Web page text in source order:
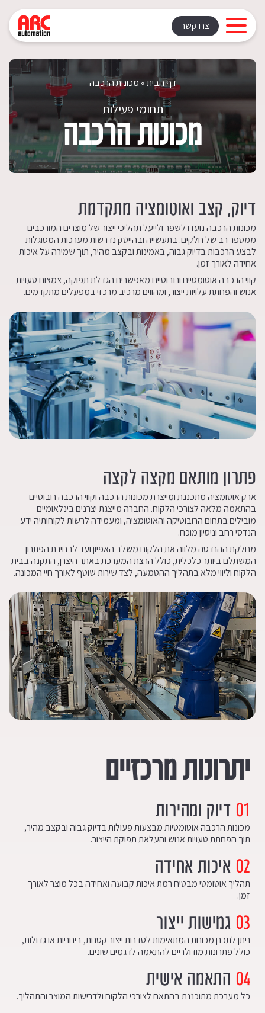
צרו קשר
דף הבית» מכונות הרכבה
תחומי פעילות
מכונות הרכבה
דיוק, קצב ואוטומציה מתקדמת
מכונות הרכבה נועדו לשפר ולייעל תהליכי ייצור של מוצרים המורכבים
ממספר רב של חלקים. בתעשייה ובהייטק נדרשות מערכות המסוגלות
לבצע הרכבות בדיוק גבוה, באמינות ובקצב מהיר, תוך שמירה על איכות
אחידה לאורך זמן.
קווי הרכבה אוטומטיים ורובוטיים מאפשרים הגדלת תפוקה, צמצום טעויות
אנוש והפחתת עלויות ייצור, ומהווים מרכיב מרכזי במפעלים מתקדמים.
פתרון מותאם מקצה לקצה
ארק אוטומציה מתכננת ומייצרת מכונות הרכבה וקווי הרכבה רובוטיים
בהתאמה מלאה לצורכי הלקוח. החברה מייצגת יצרנים בינלאומיים
מובילים בתחום הרובוטיקה והאוטומציה, ומעמידה לרשות לקוחותיה ידע
הנדסי רחב וניסיון מוכח.
מחלקת ההנדסה מלווה את הלקוח משלב האפיון ועד לבחירת הפתרון
המשתלם ביותר כלכלית, כולל הרצת המערכת באתר היצרן, התקנה בבית
הלקוח וליווי מלא בתהליך ההטמעה, לצד שירות שוטף לאורך חיי המכונה.
יתרונות מרכזיים
01 דיוק ומהירות
מכונות הרכבה אוטומטיות מבצעות פעולות בדיוק גבוה ובקצב מהיר,
תוך הפחתת טעויות אנוש והעלאת תפוקת הייצור.
02 איכות אחידה
תהליך אוטומטי מבטיח רמת איכות קבועה ואחידה בכל מוצר לאורך
זמן.
03 גמישות ייצור
ניתן לתכנן מכונות המתאימות לסדרות ייצור קטנות, בינוניות או גדולות,
כולל פתרונות מודולריים להתאמה לדגמים שונים.
04 התאמה אישית
כל מערכת מתוכננת בהתאם לצורכי הלקוח ולדרישות המוצר והתהליך.